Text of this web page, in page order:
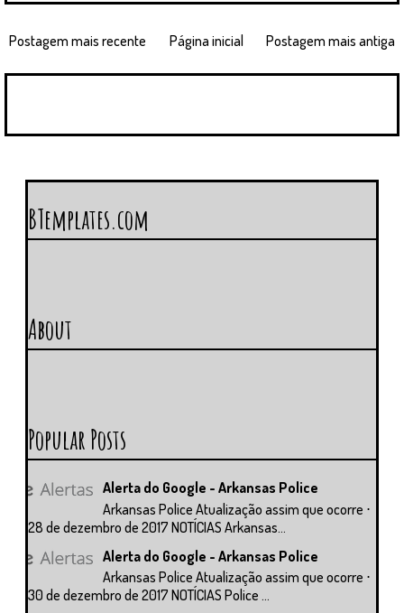
Postagem mais recente Postagem mais antiga
Página inicial
BTemplates.com
About
Popular Posts
Alerta do Google - Arkansas Police
Arkansas Police Atualização assim que ocorre ⋅
28 de dezembro de 2017 NOTÍCIAS Arkansas...
Alerta do Google - Arkansas Police
Arkansas Police Atualização assim que ocorre ⋅
30 de dezembro de 2017 NOTÍCIAS Police ...